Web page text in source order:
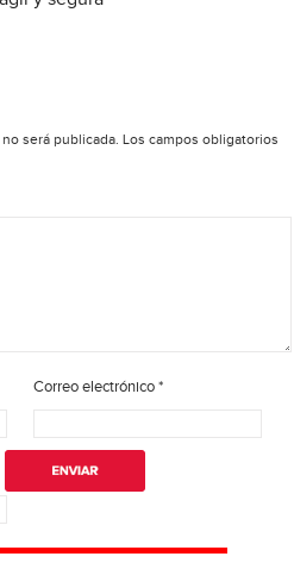
será publicada. Los campos obligatorios
Correo electrónico*